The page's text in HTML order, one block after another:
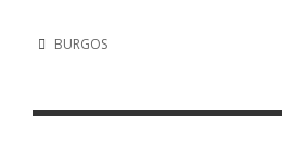
BURGOS